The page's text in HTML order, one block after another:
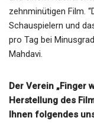
zehnminütigen Film.
Schauspielern und
pro Tag bei
Mahdavi.
Der Verein „Finger
Herstellung des
Ihnen folgendes